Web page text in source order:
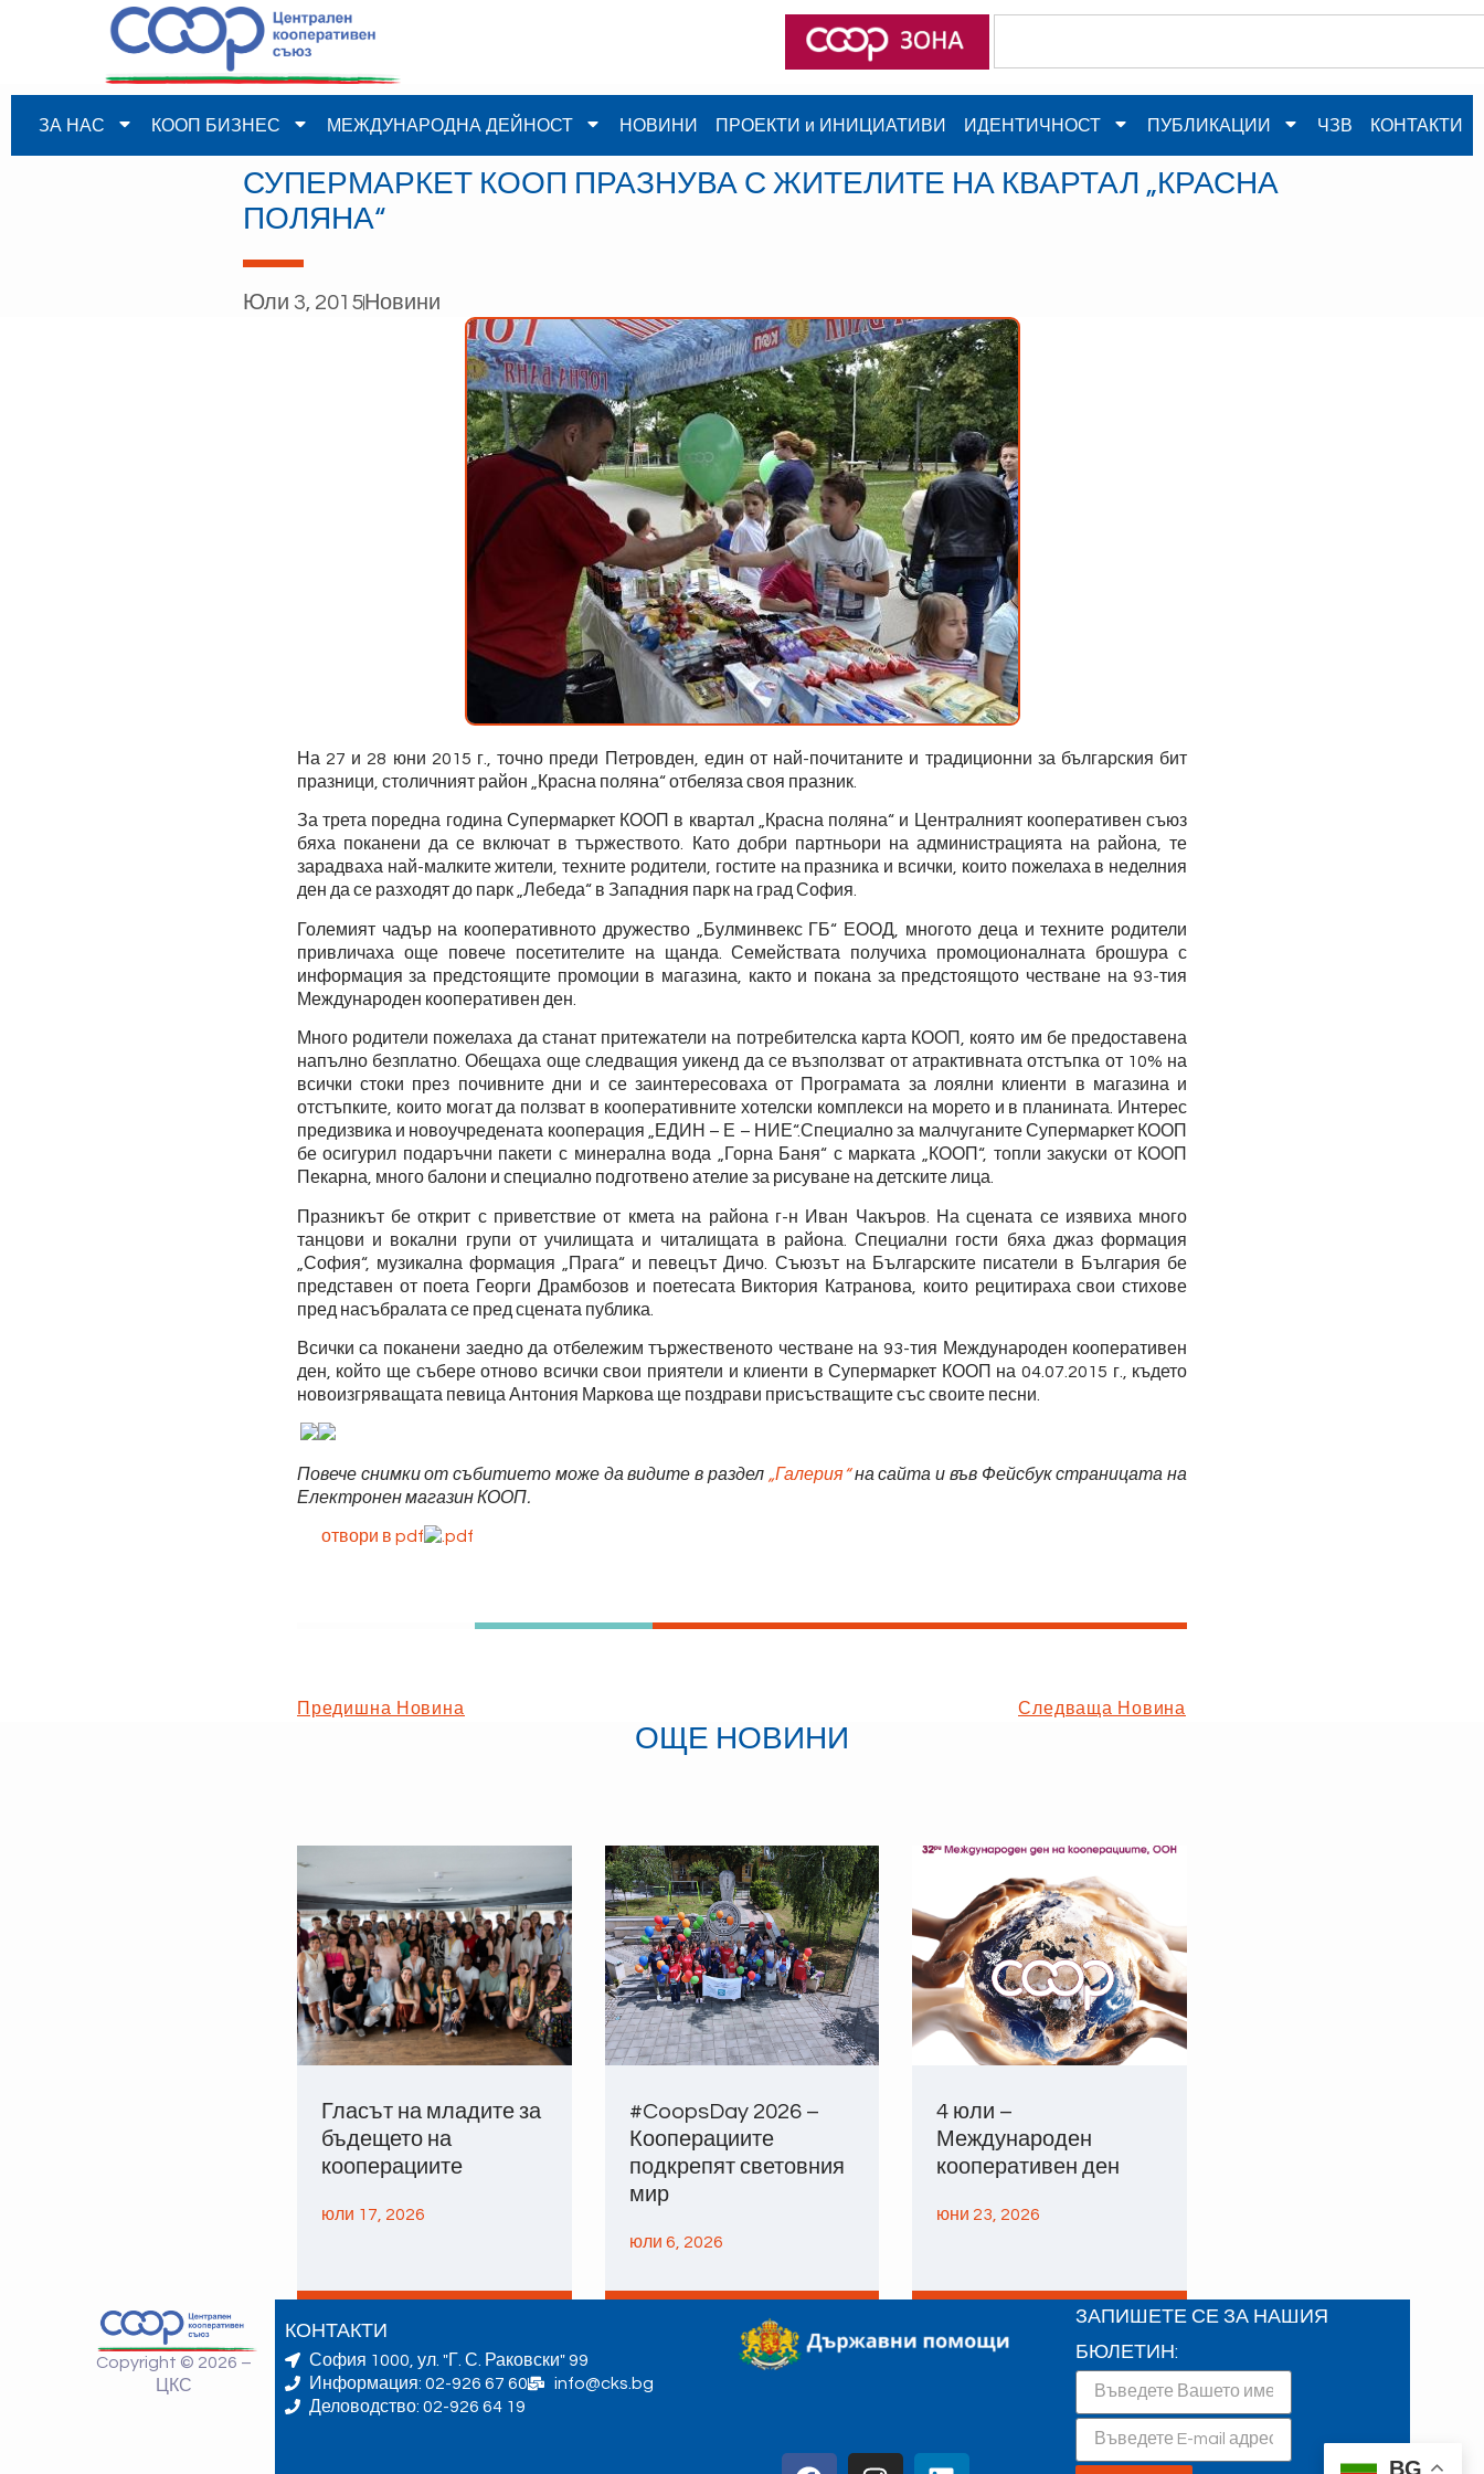
ЗА НАС КООП БИЗНЕС МЕЖДУНАРОДНА ДЕЙНОСТ НОВИНИ ПРОЕКТИ и ИНИЦИАТИВИ ИДЕНТИЧНОСТ ПУБЛИКАЦИИ ЧЗВ КОНТАКТИ
СУПЕРМАРКЕТ КООП ПРАЗНУВА С ЖИТЕЛИТЕ НА КВАРТАЛ „КРАСНА
ПОЛЯНА“
Юли 3, 2015Новини
На 27 и 28 юни 2015 г., точно преди Петровден, един от най-почитаните и традиционни за българския бит
празници, столичният район „Красна поляна“ отбеляза своя празник.
За трета поредна година Супермаркет КООП в квартал „Красна поляна“ и Централният кооперативен съюз
бяха поканени да се включат в тържеството. Като добри партньори на администрацията на района, те
зарадваха най-малките жители, техните родители, гостите на празника и всички, които пожелаха в неделния
ден да се разходят до парк „Лебеда“ в Западния парк на град София.
Големият чадър на кооперативното дружество „Булминвекс ГБ“ ЕООД, многото деца и техните родители
привличаха още повече посетителите на щанда. Семействата получиха промоционалната брошура с
информация за предстоящите промоции в магазина, както и покана за предстоящото честване на 93-тия
Международен кооперативен ден.
Много родители пожелаха да станат притежатели на потребителска карта КООП, която им бе предоставена
напълно безплатно. Обещаха още следващия уикенд да се възползват от атрактивната отстъпка от 10% на
всички стоки през почивните дни и се заинтересоваха от Програмата за лоялни клиенти в магазина и
отстъпките, които могат да ползват в кооперативните хотелски комплекси на морето и в планината. Интерес
предизвика и новоучредената кооперация „ЕДИН – Е – НИЕ“.Специално за малчуганите Супермаркет КООП
бе осигурил подаръчни пакети с минерална вода „Горна Баня“ с марката „КООП“, топли закуски от КООП
Пекарна, много балони и специално подготвено ателие за рисуване на детските лица.
Празникът бе открит с приветствие от кмета на района г-н Иван Чакъров. На сцената се изявиха много
танцови и вокални групи от училищата и читалищата в района. Специални гости бяха джаз формация
„София“, музикална формация „Прага“ и певецът Дичо. Съюзът на Българските писатели в България бе
представен от поета Георги Драмбозов и поетесата Виктория Катранова, които рецитираха свои стихове
пред насъбралата се пред сцената публика.
Всички са поканени заедно да отбележим тържественото честване на 93-тия Международен кооперативен
ден, който ще събере отново всички свои приятели и клиенти в Супермаркет КООП на 04.07.2015 г., където
новоизгряващата певица Антония Маркова ще поздрави присъстващите със своите песни.
Повече снимки от събитието може да видите в раздел „Галерия“на сайтаи във Фейсбук страницата на
Електронен магазин КООП.
отвори в pdf
Предишна Новина Следваща Новина
ОЩЕ НОВИНИ
Гласът на младите за
бъдещето на
кооперациите
юли 17, 2026
#CoopsDay 2026 –
Кооперациите
подкрепят световния
мир
юли 6, 2026
4 юли –
Международен
кооперативен ден
юни 23, 2026
Copyright © 2026 –
ЦКС
КОНТАКТИ
София 1000, ул. "Г. С. Раковски" 99
Информация: 02-926 67 60
info@cks.bg
Деловодство: 02-926 64 19
ЗАПИШЕТЕ СЕ ЗА НАШИЯ
БЮЛЕТИН:
BG